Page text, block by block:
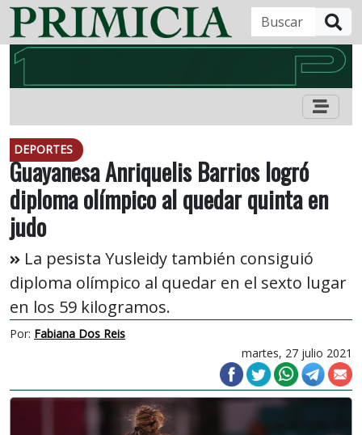
DEPORTES
Guayanesa Anriquelis Barrios logró
diploma olímpico al quedar quinta en
judo
La pesista Yusleidy también consiguió
diploma olímpico al quedar en el sexto lugar
en los 59 kilogramos.
Por: Fabiana Dos Reis
martes, 27 julio 2021